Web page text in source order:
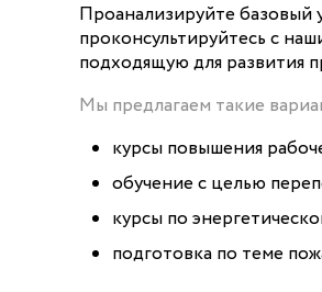
Проанализируйте базовый
проконсультируйтесь с
подходящую для развития
Мы предлагаем такие
курсы повышения
обучение с целью
курсы по
подготовка по теме